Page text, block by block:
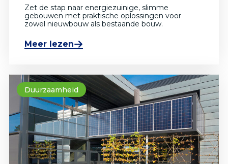
Zet de stap naar energiezuinige, slimme
gebouwen met praktische oplossingen voor
zowel nieuwbouw als bestaande bouw.
Meer lezen
Duurzaamheid